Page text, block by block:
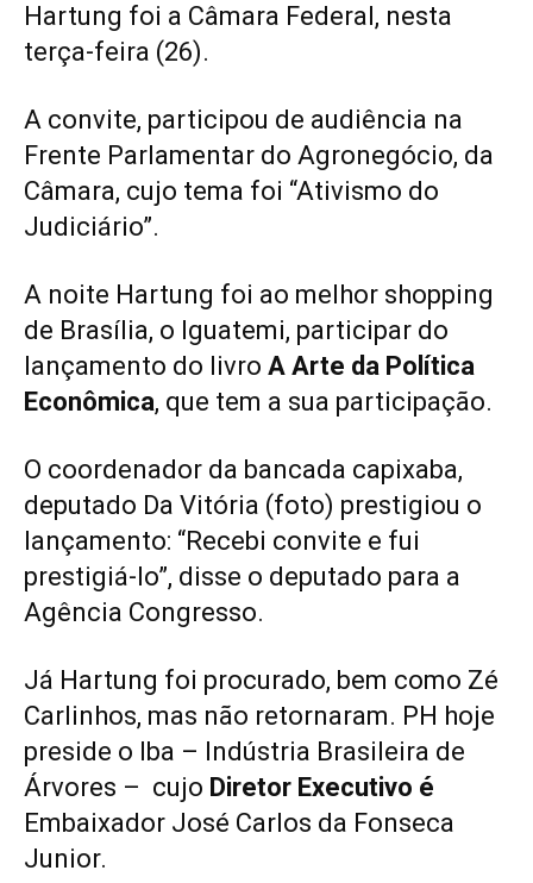
Hartung foi a Câmara Federal, nesta
terça-feira (26).
A convite, participou de audiência na
Frente Parlamentar do Agronegócio, da
Câmara, cujo tema foi “Ativismo do
Judiciário”.
A noite Hartung foi ao melhor shopping
de Brasília, o Iguatemi, participar do
lançamento do livro A Arte da Política
Econômica, que tem a sua participação.
O coordenador da bancada capixaba,
deputado Da Vitória (foto) prestigiou o
lançamento: “Recebi convite e fui
prestigiá-lo”, disse o deputado para a
Agência Congresso.
Já Hartung foi procurado, bem como Zé
Carlinhos, mas não retornaram. PH hoje
preside o Iba – Indústria Brasileira de
Árvores – cujo Diretor Executivo é
Embaixador José Carlos da Fonseca
Junior.